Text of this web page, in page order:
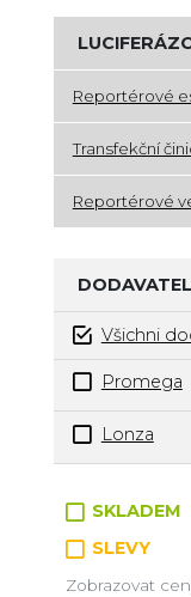
Reportérové
Transfekční
Reportérové
Všichni
Promega
Lonza
Zboží v
SKLADEM
SLEVY
Zobrazovat